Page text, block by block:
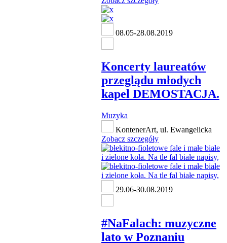
08.05-28.08.2019
Koncerty laureatów
przeglądu młodych
kapel DEMOSTACJA.
Muzyka
KontenerArt, ul. Ewangelicka
Zobacz szczegóły
29.06-30.08.2019
#NaFalach: muzyczne
lato w Poznaniu